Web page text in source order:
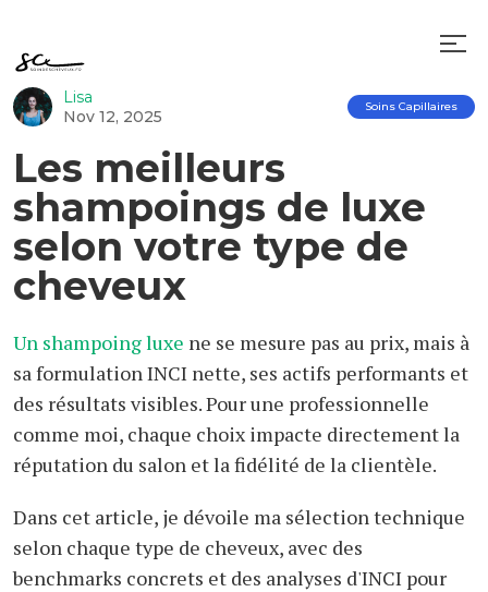
Lisa
Nov 12, 2025
Soins Capillaires
Les meilleurs
shampoings de luxe
selon votre type de
cheveux
Un shampoing luxe ne se mesure pas au prix, mais à
sa formulation INCI nette, ses actifs performants et
des résultats visibles. Pour une professionnelle
comme moi, chaque choix impacte directement la
réputation du salon et la fidélité de la clientèle.
Dans cet article, je dévoile ma sélection technique
selon chaque type de cheveux, avec des
benchmarks concrets et des analyses d'INCI pour